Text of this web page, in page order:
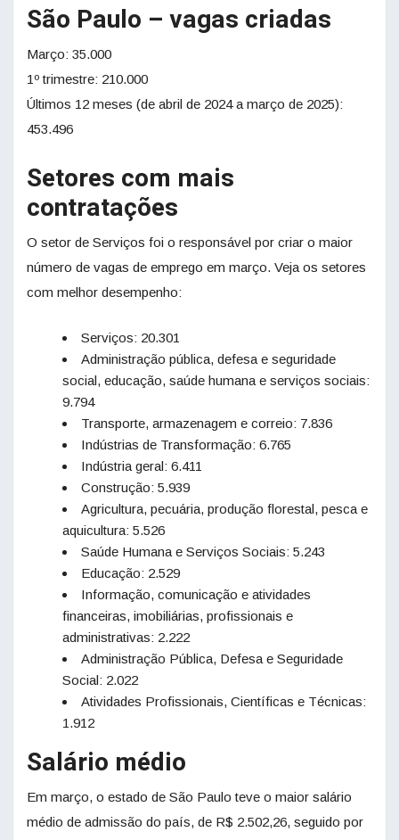
São Paulo – vagas criadas
Março: 35.000
1º trimestre: 210.000
Últimos 12 meses (de abril de 2024 a março de 2025):
453.496
Setores com mais
contratações
O setor de Serviços foi o responsável por criar o maior
número de vagas de emprego em março. Veja os setores
com melhor desempenho:
Serviços: 20.301
Administração pública, defesa e seguridade
social, educação, saúde humana e serviços sociais:
9.794
Transporte, armazenagem e correio: 7.836
Indústrias de Transformação: 6.765
Indústria geral: 6.411
Construção: 5.939
Agricultura, pecuária, produção florestal, pesca e
aquicultura: 5.526
Saúde Humana e Serviços Sociais: 5.243
Educação: 2.529
Informação, comunicação e atividades
financeiras, imobiliárias, profissionais e
administrativas: 2.222
Administração Pública, Defesa e Seguridade
Social: 2.022
Atividades Profissionais, Científicas e Técnicas:
1.912
Salário médio
Em março, o estado de São Paulo teve o maior salário
médio de admissão do país, de R$ 2.502,26, seguido por